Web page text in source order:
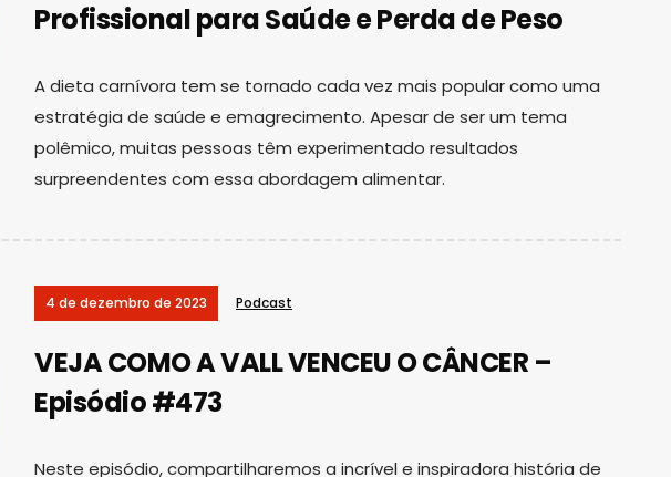
Profissional para Saúde e Perda de Peso
A dieta carnívora tem se tornado cada vez mais popular como uma
estratégia de saúde e emagrecimento. Apesar de ser um tema
polêmico, muitas pessoas têm experimentado resultados
surpreendentes com essa abordagem alimentar.
4 de dezembro de 2023 Podcast
VEJA COMO A VALL VENCEU O CÂNCER –
Episódio #473
Neste episódio, compartilharemos a incrível e inspiradora história de